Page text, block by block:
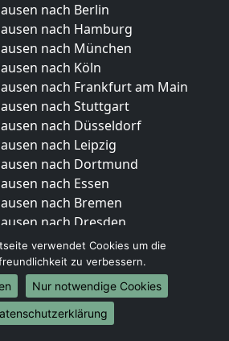
nach Berlin
nach Hamburg
nach München
nach Köln
nach Frankfurt am Main
nach Stuttgart
nach Düsseldorf
nach Leipzig
nach Dortmund
nach Essen
nach Bremen
nach Dresden
nach Hannover
nach Nürnberg
nach Duisburg
nach Bochum
nach Wuppertal
verwendet Cookies um die
zu verbessern.
Nur notwendige Cookies